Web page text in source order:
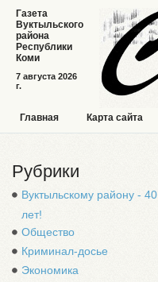
7 августа 2026
г.
Газета
Вуктыльского
района
Республики
Коми
Главная Карта сайта
Рубрики
Вуктыльскому району - 40
лет!
Общество
Криминал-досье
Экономика